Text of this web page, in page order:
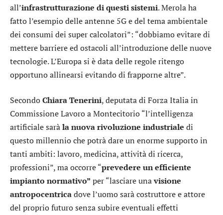
all’infrastrutturazione di questi sistemi. Merola ha
fatto l’esempio delle antenne 5G e del tema ambientale
dei consumi dei super calcolatori”: “dobbiamo evitare di
mettere barriere ed ostacoli all’introduzione delle nuove
tecnologie. L’Europa si è data delle regole ritengo
opportuno allinearsi evitando di frapporne altre”.
SecondoChiara Tenerini, deputata di Forza Italia in
Commissione Lavoro a Montecitorio “l’intelligenza
artificiale saràla nuova rivoluzione industriale di
questo millennio che potrà dare un enorme supporto in
tanti ambiti: lavoro, medicina, attività di ricerca,
professioni”, ma occorre “prevedere un efficiente
impianto normativo” per “lasciare unavisione
antropocentricadove l’uomo sarà costruttore e attore
del proprio futuro senza subire eventuali effetti